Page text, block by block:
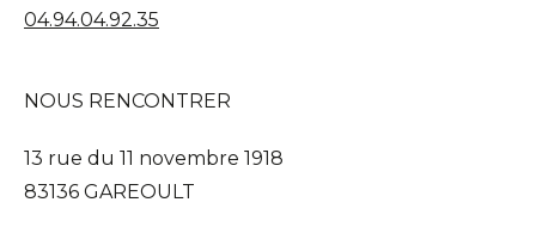
04.94.04.92.35
NOUS RENCONTRER
13 rue du 11 novembre 1918
83136 GAREOULT